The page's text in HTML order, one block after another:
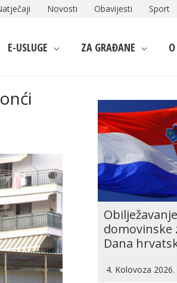
Novosti Obavijesti Sport
E-USLUGE ZA GRAĐANE
domovinske
Dana
4. Kolovoza 2026.